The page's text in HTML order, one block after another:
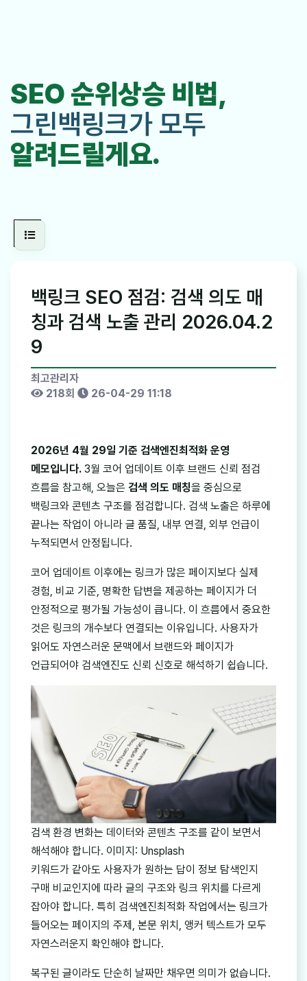
SEO 순위상승 비법,
그린백링크가 모두
알려드릴게요.
백링크 SEO 점검: 검색 의도 매
칭과 검색 노출 관리 2026.04.2
9
최고관리자
218회
26-04-29 11:18
2026년 4월 29일 기준 검색엔진최적화 운영
메모입니다. 3월 코어 업데이트 이후 브랜드 신뢰 점검
흐름을 참고해, 오늘은 검색 의도 매칭을 중심으로
백링크와 콘텐츠 구조를 점검합니다. 검색 노출은 하루에
끝나는 작업이 아니라 글 품질, 내부 연결, 외부 언급이
누적되면서 안정됩니다.
코어 업데이트 이후에는 링크가 많은 페이지보다 실제
경험, 비교 기준, 명확한 답변을 제공하는 페이지가 더
안정적으로 평가될 가능성이 큽니다. 이 흐름에서 중요한
것은 링크의 개수보다 연결되는 이유입니다. 사용자가
읽어도 자연스러운 문맥에서 브랜드와 페이지가
언급되어야 검색엔진도 신뢰 신호로 해석하기 쉽습니다.
검색 환경 변화는 데이터와 콘텐츠 구조를 같이 보면서
해석해야 합니다. 이미지: Unsplash
키워드가 같아도 사용자가 원하는 답이 정보 탐색인지
구매 비교인지에 따라 글의 구조와 링크 위치를 다르게
잡아야 합니다. 특히 검색엔진최적화 작업에서는 링크가
들어오는 페이지의 주제, 본문 위치, 앵커 텍스트가 모두
자연스러운지 확인해야 합니다.
복구된 글이라도 단순히 날짜만 채우면 의미가 없습니다.